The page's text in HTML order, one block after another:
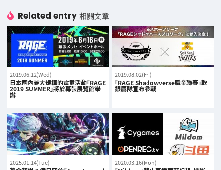
Related entry 相關文章
2019.06.12(Wed)
日本國內最大規模的電競活動「RAGE
2019 SUMMER」將於幕張展覽館舉
辦
2019.08.02(Fri)
「RAGE Shadowverse職業聯賽」軟
銀鷹隊宣布參戰
2025.01.14(Tue) 2020.03.16(Mon)